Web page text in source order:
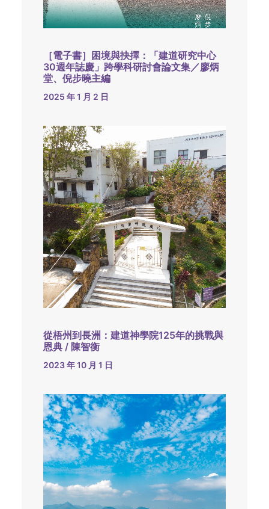
［電子書］困境與抉擇：「建道研究中心
30週年誌慶」跨學科研討會論文集／廖炳
堂、倪步曉主編
2025 年 1 月 2 日
從梧州到長洲：建道神學院125年的挑戰與
恩典 / 陳智衡
2023 年 10 月 1 日